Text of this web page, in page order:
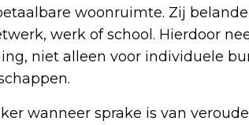
woonruimte. Zij
werk of school. Hierdoor
niet alleen voor individuele
wanneer sprake is van